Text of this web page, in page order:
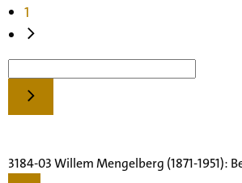
1
3184-03 Willem Mengelberg (1871-1951):